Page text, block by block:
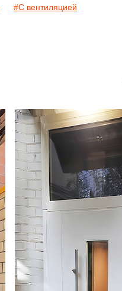
#С вентиляцией